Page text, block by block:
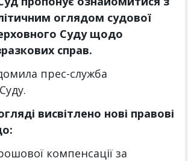
оглядом судової
Суду щодо
справ.
прес-служба
висвітлено нові правові
компенсації за